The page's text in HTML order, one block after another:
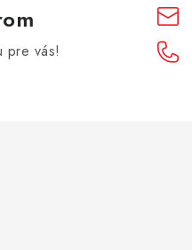
pre vás!